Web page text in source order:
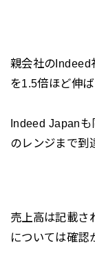
親会社のIndeed
を1.5倍ほど伸
Indeed Japanも
のレンジまで到
売上高は記載さ
については確認